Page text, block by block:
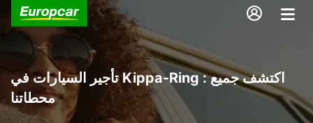
تأجير السيارات في Kippa-Ring : اكتشف جميع
محطاتنا